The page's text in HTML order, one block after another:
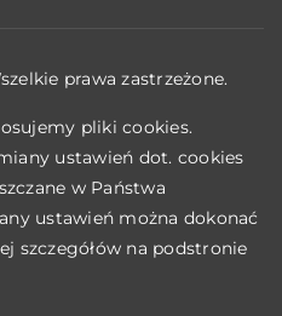
prawa zastrzeżone.
pliki cookies.
ustawień dot. cookies
w Państwa
ustawień można dokonać
szczegółów na podstronie